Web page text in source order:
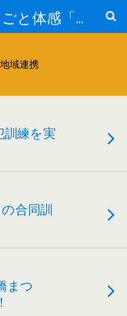
瀬戸大橋：まるごと体感「瀬戸大橋」見て・きいて 新鮮な感動を－JB本四高速－
地域連携
訓練を実
合同訓
まつ